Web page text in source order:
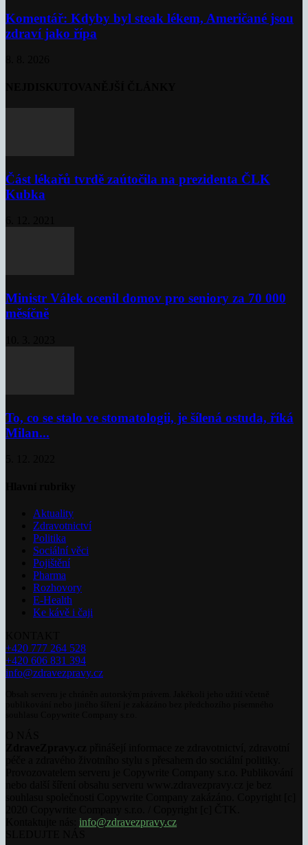
Komentář: Kdyby byl steak lékem, Američané jsou
zdraví jako řípa
Část lékařů tvrdě zaútočila na prezidenta ČLK
Kubka
Ministr Válek ocenil domov pro seniory za 70 000
měsíčně
To, co se stalo ve stomatologii, je šílená ostuda, říká
Milan...
Aktuality
Zdravotnictví
Politika
Sociální věci
Pojištění
Pharma
Rozhovory
E-Health
Ke kávě i čaji
+420 777 264 528
+420 606 831 394
info@zdravezpravy.cz
info@zdravezpravy.cz